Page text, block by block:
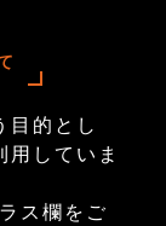
目的とし
していま
ス欄をご